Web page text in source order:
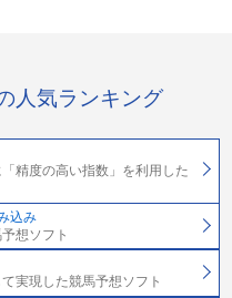
人気ランキング
精度の高い指数」を利用した
込み
想ソフト
実現した競馬予想ソフト